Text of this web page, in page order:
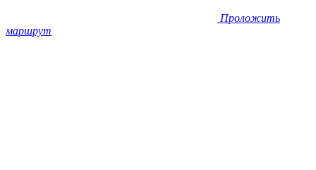
Проложить
маршрут